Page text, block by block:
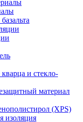
и стекло-
материал
(XPS)